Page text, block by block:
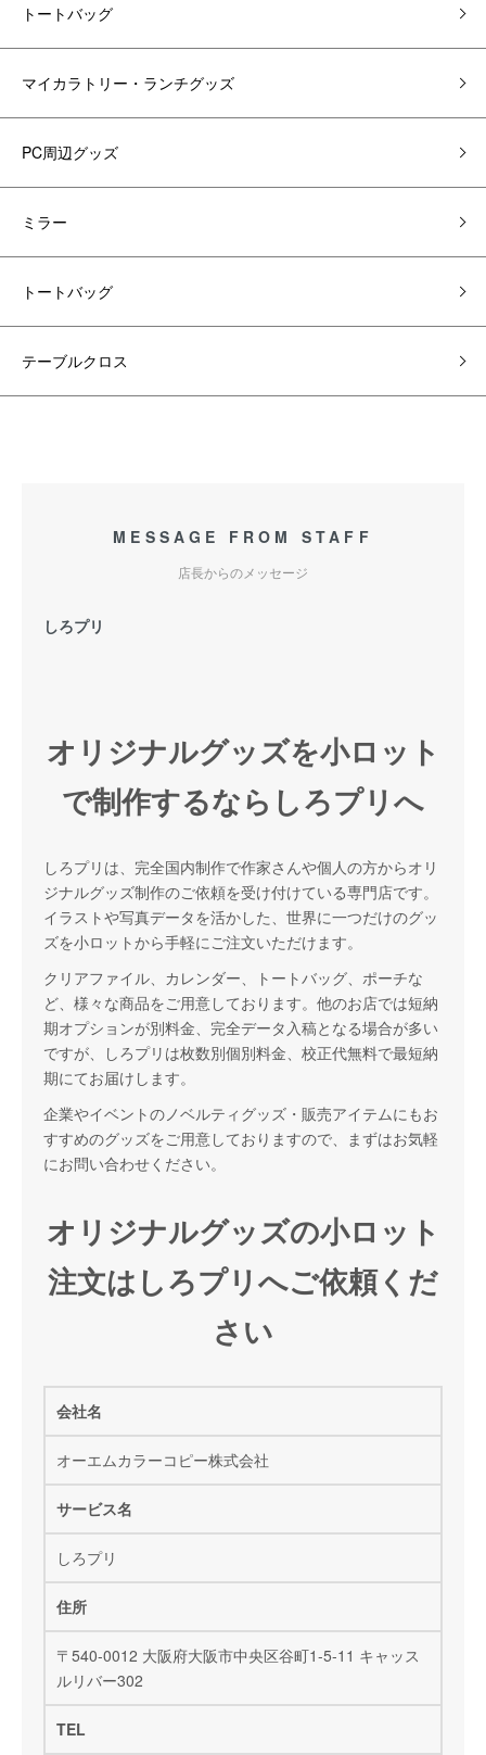
トートバッグ
マイカラトリー・ランチグッズ
PC周辺グッズ
ミラー
トートバッグ
テーブルクロス
MESSAGE FROM STAFF
店長からのメッセージ
しろプリ
オリジナルグッズを小ロット
で制作するならしろプリへ
しろプリは、完全国内制作で作家さんや個人の方からオリ
ジナルグッズ制作のご依頼を受け付けている専門店です。
イラストや写真データを活かした、世界に一つだけのグッ
ズを小ロットから手軽にご注文いただけます。
クリアファイル、カレンダー、トートバッグ、ポーチな
ど、様々な商品をご用意しております。他のお店では短納
期オプションが別料金、完全データ入稿となる場合が多い
ですが、しろプリは枚数別個別料金、校正代無料で最短納
期にてお届けします。
企業やイベントのノベルティグッズ・販売アイテムにもお
すすめのグッズをご用意しておりますので、まずはお気軽
にお問い合わせください。
オリジナルグッズの小ロット
注文はしろプリへご依頼くだ
さい
会社名
オーエムカラーコピー株式会社
サービス名
しろプリ
住所
〒540-0012 大阪府大阪市中央区谷町1-5-11 キャッス
ルリバー302
TEL